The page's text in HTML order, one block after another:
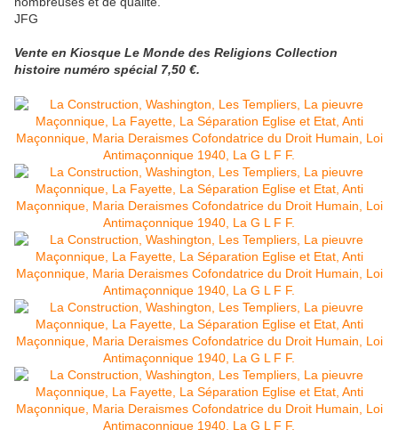
JFG
Vente en Kiosque Le Monde des Religions Collection
histoire numéro spécial 7,50 €.